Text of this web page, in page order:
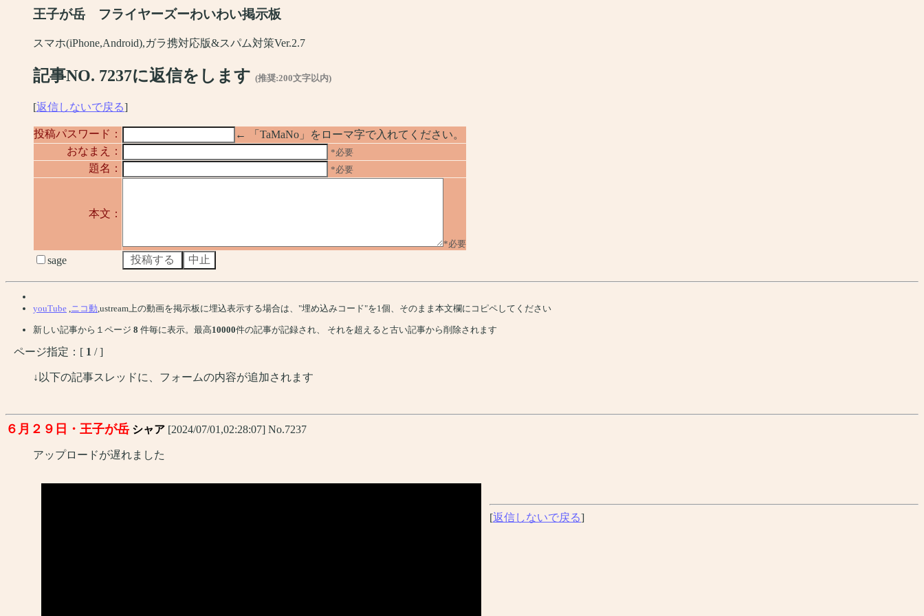
王子が岳 フライヤーズーわいわい掲示板
スマホ(iPhone,Android),ガラ携対応版&スパム対策Ver.2.7
記事NO. 7237に返信をします (推奨:200文字以内)
[返信しないで戻る]
投稿パスワード：
← 「TaMaNo」をローマ字で入れてください。
おなまえ：
*必要
題名： *必要
本文：
*必要
sage
youTube ニコ動 ,ustream上の動画を掲示板に埋込表示する場合は、"埋め込みコード"を1個、そのまま本文欄にコピペしてください
新しい記事から１ページ 8 件毎に表示。最高10000件の記事が記録され、 それを超えると古い記事から削除されます
ページ指定：[ 1 / ]
↓以下の記事スレッドに、フォームの内容が追加されます
６月２９日・王子が岳 シャア [2024/07/01,02:28:07] No.7237
アップロードが遅れました
[返信しないで戻る]